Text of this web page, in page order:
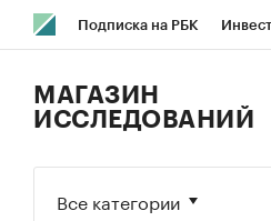
Подписка на РБК
Исследования
МАГАЗИН
ИССЛЕДОВАНИЙ
Все категории